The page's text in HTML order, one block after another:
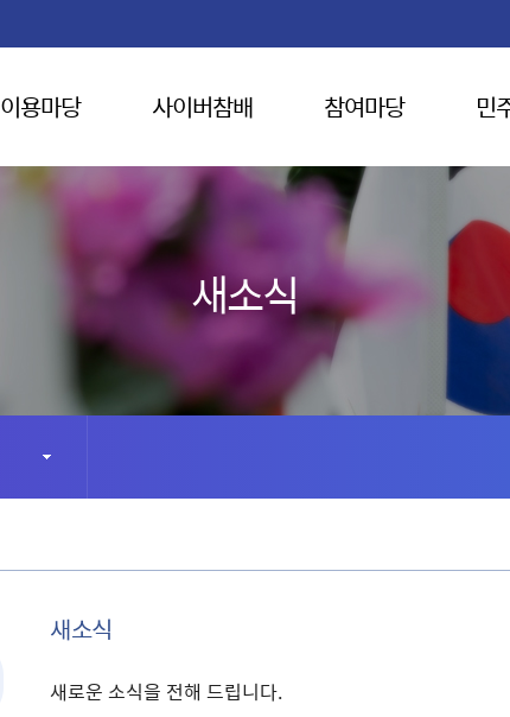
이용마당 사이버참배 참여마당 민
새소식
새소식
새로운 소식을 전해 드립니다.